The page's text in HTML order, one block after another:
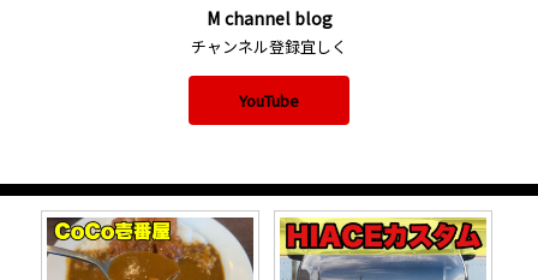
M channel blog
チャンネル登録宜しく
YouTube